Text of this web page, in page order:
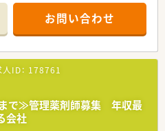
お問い合わせ
ID： 178761
まで≫管理薬剤師募集 年収最
会社